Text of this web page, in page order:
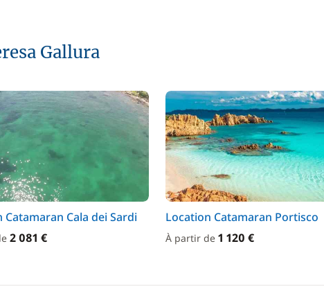
Gallura
Catamaran Cala dei Sardi
2 081 €
Location Catamaran Portisco
À partir de 1 120 €